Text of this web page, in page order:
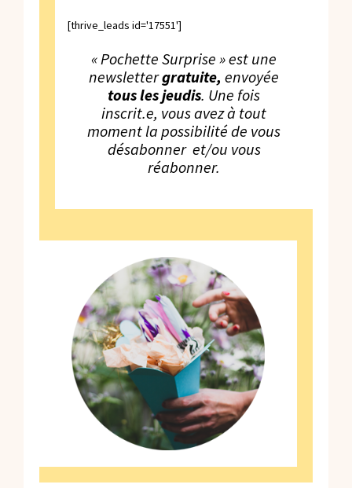
[thrive_leads id='17551']
« Pochette Surprise » est une
newslettergratuite, envoyée
tous les jeudis. Une fois
inscrit.e, vous avez à tout
moment la possibilité de vous
désabonner et/ou vous
réabonner.